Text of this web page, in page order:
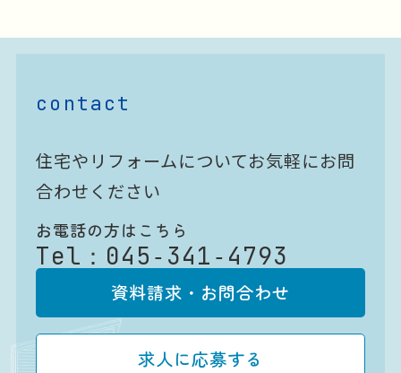
contact
住宅やリフォームについてお気軽にお問
合わせください
お電話の方はこちら
Tel： 045‐341‐4793
資料請求・お問合わせ
求人に応募する